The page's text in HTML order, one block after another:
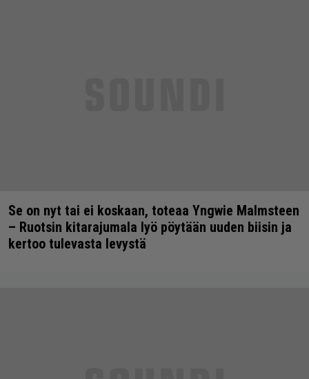
Se on nyt tai ei koskaan, toteaa Yngwie Malmsteen
– Ruotsin kitarajumala lyö pöytään uuden biisin ja
kertoo tulevasta levystä